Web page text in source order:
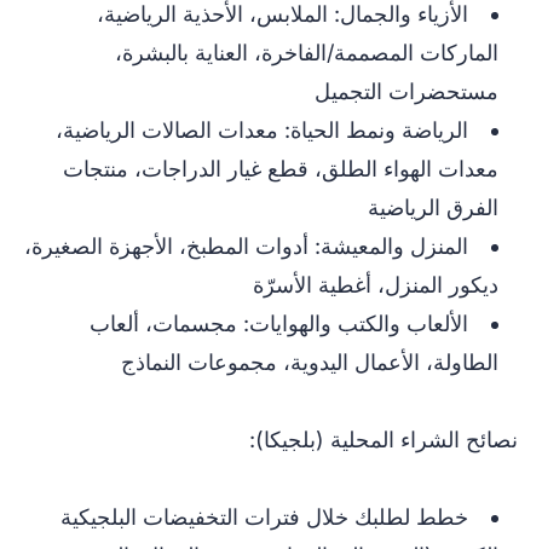
الأزياء والجمال: الملابس، الأحذية الرياضية،
الماركات المصممة/الفاخرة، العناية بالبشرة،
مستحضرات التجميل
الرياضة ونمط الحياة: معدات الصالات الرياضية،
معدات الهواء الطلق، قطع غيار الدراجات، منتجات
الفرق الرياضية
المنزل والمعيشة: أدوات المطبخ، الأجهزة الصغيرة،
ديكور المنزل، أغطية الأسرّة
الألعاب والكتب والهوايات: مجسمات، ألعاب
الطاولة، الأعمال اليدوية، مجموعات النماذج
نصائح الشراء المحلية (بلجيكا):
خطط لطلبك خلال فترات التخفيضات البلجيكية